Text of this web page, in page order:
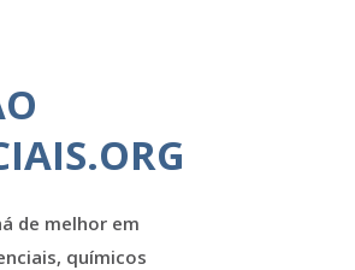
de melhor em
químicos